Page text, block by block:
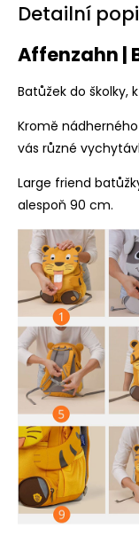
Detailní
Affenzahn |
Batůžek do školky,
Kromě
vás různé
Large friend
alespoň 90 cm.